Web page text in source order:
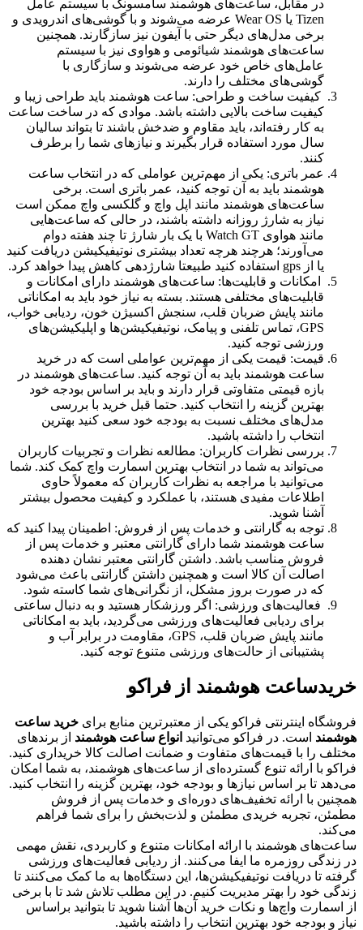
در مقابل، ساعت‌های هوشمند سامسونگ با سیستم عامل
Tizen یا Wear OS عرضه می‌شوند و با گوشی‌های اندرویدی و
برخی مدل‌های دیگر حتی با آیفون نیز سازگارند. همچنین
ساعت‌های هوشمند شیائومی و هواوی نیز با سیستم
عامل‌های خاص خود عرضه می‌شوند و سازگاری با
گوشی‌های مختلف را دارند.
کیفیت ساخت و طراحی: ساعت هوشمند باید طراحی زیبا و
کیفیت ساخت بالایی داشته باشد. موادی که در ساخت ساعت
به کار رفته‌اند، باید مقاوم و ضدخش باشند تا بتواند سالیان
سال مورد استفاده قرار بگیرند و نیازهای شما را برطرف
کنند.
عمر باتری: یکی از مهم‌ترین عواملی که در انتخاب ساعت
هوشمند باید به آن توجه کنید، عمر باتری است. برخی
ساعت‌های هوشمند مانند اپل واچ و گلکسی واچ ممکن است
نیاز به شارژ روزانه داشته باشند، در حالی که ساعت‌هایی
مانند هواوی Watch GT با یک بار شارژ تا چند هفته دوام
می‌آورند؛ هرچند هرچه تعداد بیشتری نوتیفیکیشن دریافت کنید
یا از gps استفاده کنید طبیعتا شارژدهی کاهش پیدا خواهد کرد.
امکانات و قابلیت‌ها: ساعت‌های هوشمند دارای امکانات و
قابلیت‌های مختلفی هستند. بسته به نیاز خود باید به امکاناتی
مانند پایش ضربان قلب، سنجش اکسیژن خون، ردیابی خواب،
GPS، تماس تلفنی و پیامک، نوتیفیکیشن‌ها و اپلیکیشن‌های
ورزشی توجه کنید.
قیمت: قیمت یکی از مهم‌ترین عواملی است که در خرید
ساعت هوشمند باید به آن توجه کنید. ساعت‌های هوشمند در
بازه قیمتی متفاوتی قرار دارند و باید بر اساس بودجه خود
بهترین گزینه را انتخاب کنید. حتما قبل خرید با بررسی
مدل‌های مختلف نسبت به بودجه خود سعی کنید بهترین
انتخاب را داشته باشید.
بررسی نظرات کاربران: مطالعه نظرات و تجربیات کاربران
می‌تواند به شما در انتخاب بهترین اسمارت واچ کمک کند. شما
می‌توانید با مراجعه به نظرات کاربران که معمولاً حاوی
اطلاعات مفیدی هستند، با عملکرد و کیفیت محصول بیشتر
آشنا شوید.
توجه به گارانتی و خدمات پس از فروش: اطمینان پیدا کنید که
ساعت هوشمند شما دارای گارانتی معتبر و خدمات پس از
فروش مناسب باشد. داشتن گارانتی معتبر نشان دهنده
اصالت آن کالا است و همچنین داشتن گارانتی باعث می‌شود
که در صورت بروز مشکل، از نگرانی‌های شما کاسته شود.
فعالیت‌های ورزشی: اگر ورزشکار هستید و به دنبال ساعتی
برای ردیابی فعالیت‌های ورزشی می‌گردید، باید به امکاناتی
مانند پایش ضربان قلب، GPS، مقاومت در برابر آب و
پشتیبانی از حالت‌های ورزشی متنوع توجه کنید.
خریدساعت هوشمند از فراکو
فروشگاه اینترنتی فراکو یکی از معتبرترین منابع برای خرید ساعت
هوشمند است. در فراکو می‌توانید انواع ساعت هوشمند از برندهای
مختلف را با قیمت‌های متفاوت و ضمانت اصالت کالا خریداری کنید.
فراکو با ارائه تنوع گسترده‌ای از ساعت‌های هوشمند، به شما امکان
می‌دهد تا بر اساس نیازها و بودجه خود، بهترین گزینه را انتخاب کنید.
همچنین با ارائه تخفیف‌های دوره‌ای و خدمات پس از فروش
مطمئن، تجربه خریدی مطمئن و لذت‌بخش را برای شما فراهم
می‌کند.
ساعت‌های هوشمند با ارائه امکانات متنوع و کاربردی، نقش مهمی
در زندگی روزمره ما ایفا می‌کنند. از ردیابی فعالیت‌های ورزشی
گرفته تا دریافت نوتیفیکیشن‌ها، این دستگاه‌ها به ما کمک می‌کنند تا
زندگی خود را بهتر مدیریت کنیم. در این مطلب تلاش شد تا با برخی
از اسمارت واچ‌ها و نکات خرید آن‌ها آشنا شوید تا بتوانید براساس
نیاز و بودجه خود بهترین انتخاب را داشته باشید.